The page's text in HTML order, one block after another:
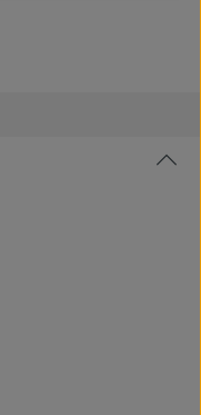
und effiziente
und erleben Sie,
frisch und